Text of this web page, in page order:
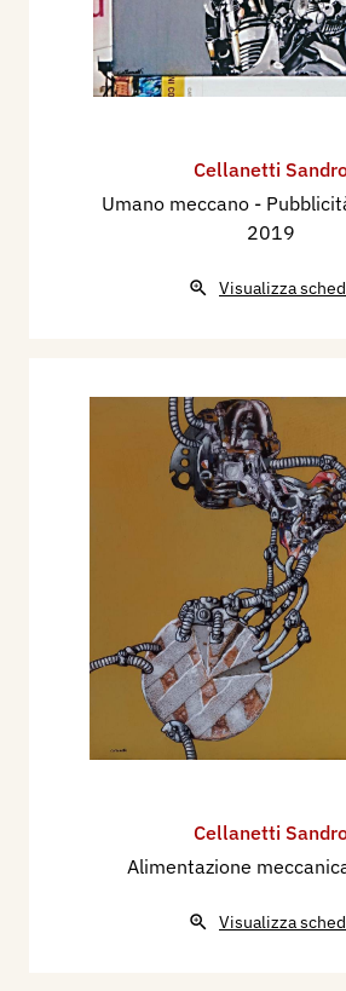
Cellanetti
Umano meccano -
2019
Visualizza
Cellanetti
Alimentazione
Visualizza